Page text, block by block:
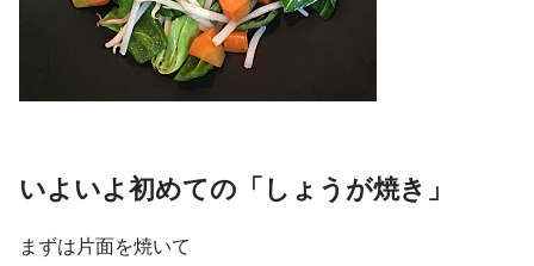
いよいよ初めての「しょうが焼き」
まずは片面を焼いて